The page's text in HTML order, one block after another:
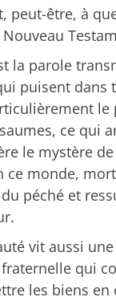
peut-être, à
la parole
puisent dans
ce qui
le mystère de
ce monde,
péché et
vit aussi une
qui
les biens en